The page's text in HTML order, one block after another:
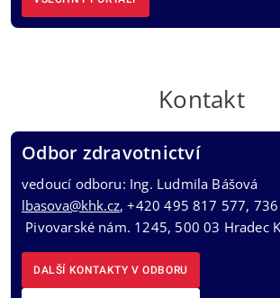
Kontakt
Odbor zdravotnictví
vedoucí odboru: Ing. Ludmila Bášová
lbasova@khk.cz, +420 495 817 577,
Pivovarské nám. 1245, 500 03 Hradec
DALŠÍ KONTAKTY V ODBORU